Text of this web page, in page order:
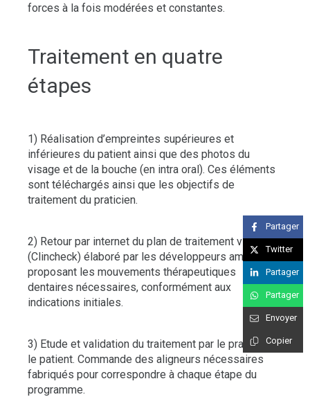
forces à la fois modérées et constantes.
Traitement en quatre
étapes
1) Réalisation d’empreintes supérieures et
inférieures du patient ainsi que des photos du
visage et de la bouche (en intra oral). Ces éléments
sont téléchargés ainsi que les objectifs de
traitement du praticien.
2) Retour par internet du plan de traitement virtuel
(Clincheck) élaboré par les développeurs américains
proposant les mouvements thérapeutiques
dentaires nécessaires, conformément aux
indications initiales.
3) Etude et validation du traitement par le praticien et
le patient. Commande des aligneurs nécessaires
fabriqués pour correspondre à chaque étape du
programme.
Partager
Twitter
Partager
Partager
Envoyer
Copier